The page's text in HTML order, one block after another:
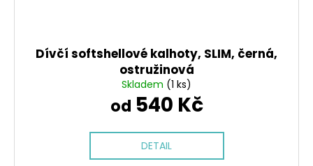
Dívčí softshellové kalhoty, SLIM, černá,
ostružinová
Skladem (1 ks)
od 540 Kč
DETAIL